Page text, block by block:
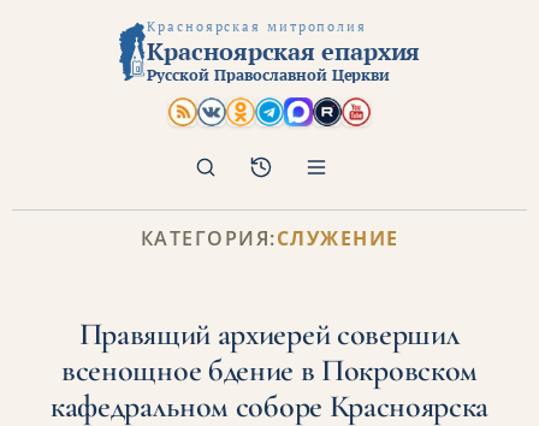
Красноярская митрополия
Красноярская епархия
Русской Православной Церкви
Архив
Поиск
КАТЕГОРИЯ:СЛУЖЕНИЕ
Правящий архиерей совершил
всенощное бдение в Покровском
кафедральном соборе Красноярска